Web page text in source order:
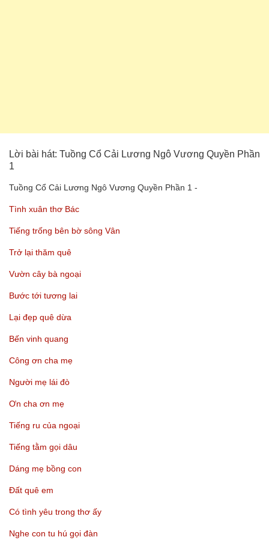
Lời bài hát: Tuồng Cổ Cải Lương Ngô Vương Quyền Phần
1
Tuồng Cổ Cải Lương Ngô Vương Quyền Phần 1 -
Tình xuân thơ Bác
Tiếng trống bên bờ sông Vân
Trở lại thăm quê
Vườn cây bà ngoại
Bước tới tương lai
Lại đẹp quê dừa
Bến vinh quang
Công ơn cha mẹ
Người mẹ lái đò
Ơn cha ơn mẹ
Tiếng ru của ngoại
Tiếng tằm gọi dâu
Dáng mẹ bồng con
Đất quê em
Có tình yêu trong thơ ấy
Nghe con tu hú gọi đàn